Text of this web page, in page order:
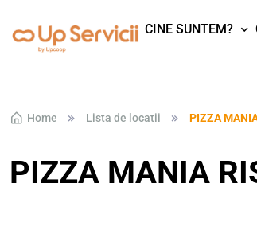
Skip to navigation
Skip to content
CINE SUNTEM?
Home Lista de locatii PIZZA
PIZZA MANIA